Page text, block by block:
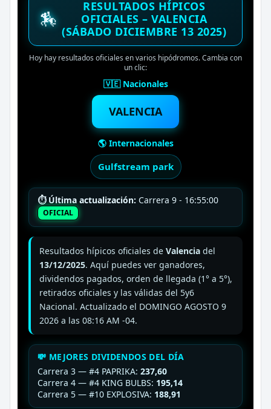
🏇
RESULTADOS HÍPICOS
OFICIALES – VALENCIA
(SÁBADO DICIEMBRE 13 2025)
Hoy hay resultados oficiales en varios hipódromos. Cambia con
un clic:
🇻🇪 Nacionales
VALENCIA
🌎 Internacionales
Gulfstream park
⏱ Última actualización: Carrera 9 - 16:55:00
OFICIAL
Resultados hípicos oficiales de Valencia del
13/12/2025. Aquí puedes ver ganadores,
dividendos pagados, orden de llegada (1° a 5°),
retirados oficiales y las válidas del 5y6
Nacional. Actualizado el DOMINGO AGOSTO 9
2026 a las 08:16 AM -04.
💸 MEJORES DIVIDENDOS DEL DÍA
Carrera 3 — #4 PAPRIKA: 237,60
Carrera 4 — #4 KING BULBS: 195,14
Carrera 5 — #10 EXPLOSIVA: 188,91